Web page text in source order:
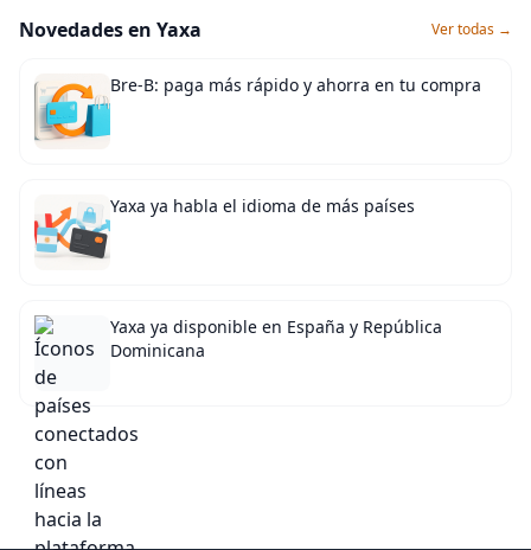
Novedades en Yaxa Ver todas →
Bre-B: paga más rápido y ahorra en tu compra
Yaxa ya habla el idioma de más países
Yaxa ya disponible en España y República
Dominicana